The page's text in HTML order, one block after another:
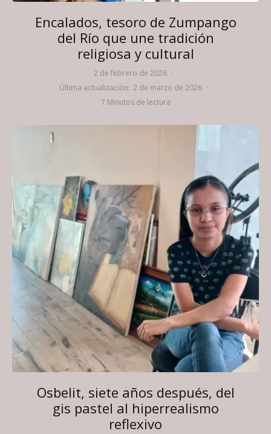
Encalados, tesoro de Zumpango
del Río que une tradición
religiosa y cultural
2 de febrero de 2026 ·
Última actualización: 2 de marzo de 2026 ·
7 Minutos de lectura
Osbelit, siete años después, del
gis pastel al hiperrealismo
reflexivo